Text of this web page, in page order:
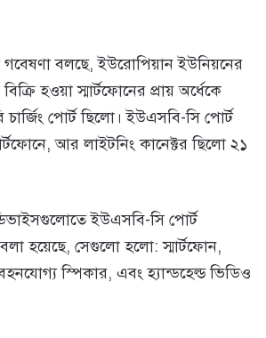
বলছে, ইউরোপিয়ান ইউনিয়নের
হওয়া স্মার্টফোনের প্রায় অর্ধেকে
পোর্ট ছিলো। ইউএসবি-সি পোর্ট
আর লাইটনিং কানেক্টর ছিলো ২১
ইউএসবি-সি পোর্ট
হয়েছে, সেগুলো হলো: স্মার্টফোন,
স্পিকার, এবং হ্যান্ডহেল্ড ভিডিও